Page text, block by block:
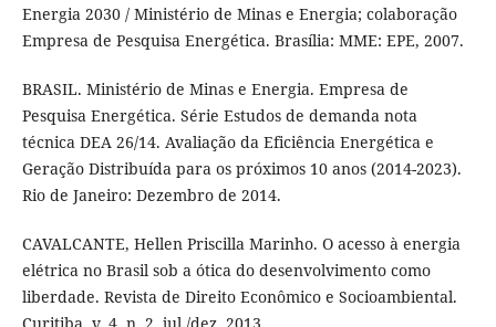
Energia 2030 / Ministério de Minas e Energia; colaboração
Empresa de Pesquisa Energética. Brasília: MME: EPE, 2007.
BRASIL. Ministério de Minas e Energia. Empresa de
Pesquisa Energética. Série Estudos de demanda nota
técnica DEA 26/14. Avaliação da Eficiência Energética e
Geração Distribuída para os próximos 10 anos (2014-2023).
Rio de Janeiro: Dezembro de 2014.
CAVALCANTE, Hellen Priscilla Marinho. O acesso à energia
elétrica no Brasil sob a ótica do desenvolvimento como
liberdade. Revista de Direito Econômico e Socioambiental.